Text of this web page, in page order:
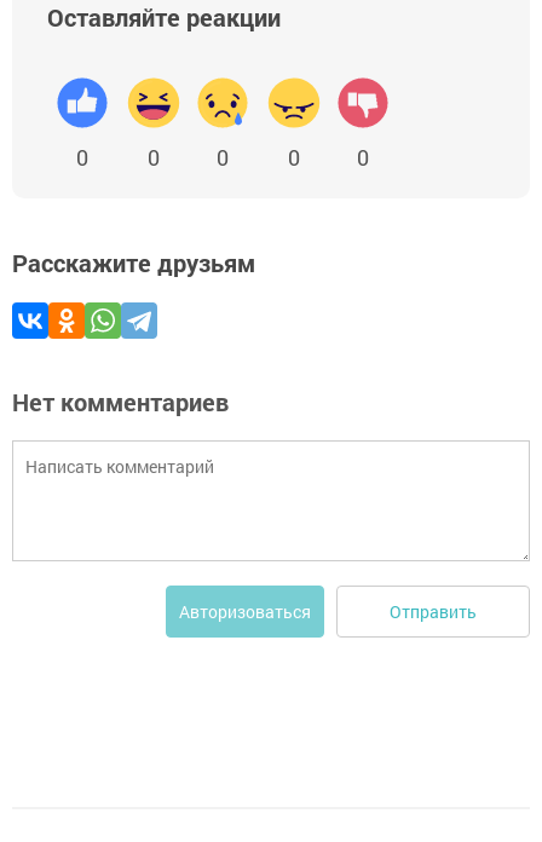
Оставляйте реакции
0 0 0 0 0
Расскажите друзьям
Нет комментариев
Авторизоваться Отправить